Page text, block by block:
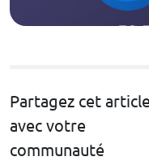
Partagez cet article
avec votre
communauté